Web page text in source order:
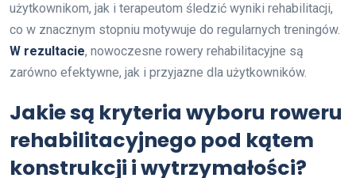
użytkownikom, jak i terapeutom śledzić wyniki rehabilitacji,
co w znacznym stopniu motywuje do regularnych treningów.
W rezultacie, nowoczesne rowery rehabilitacyjne są
zarówno efektywne, jak i przyjazne dla użytkowników.
Jakie są kryteria wyboru roweru
rehabilitacyjnego pod kątem
konstrukcji i wytrzymałości?